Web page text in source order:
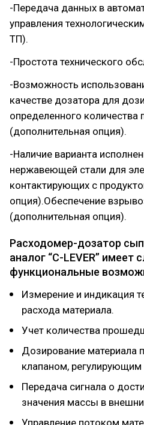
-Передача данных в
управления
ТП).
-Простота технического
-Возможность
качестве дозатора для
определенного количества
(дополнительная опция).
-Наличие варианта
нержавеющей стали для
контактирующих с
опция).Обеспечение
(дополнительная опция).
Расходомер-дозатор
аналог “C-LEVER” имеет
функциональные
Измерение и индикация
расхода материала.
Учет количества
Дозирование материала
клапаном, регулирующим
Передача сигнала о
значения массы в
Управление потоком